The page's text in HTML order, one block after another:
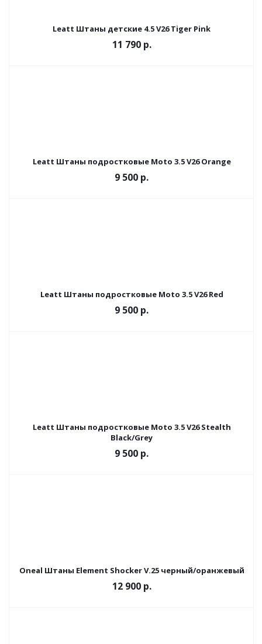
Leatt Штаны детские 4.5 V26 Tiger Pink
11 790 р.
Leatt Штаны подростковые Moto 3.5 V26 Orange
9 500 р.
Leatt Штаны подростковые Moto 3.5 V26 Red
9 500 р.
Leatt Штаны подростковые Moto 3.5 V26 Stealth
Black/Grey
9 500 р.
Oneal Штаны Element Shocker V.25 черный/оранжевый
12 900 р.